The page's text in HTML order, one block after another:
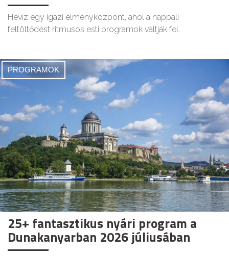
Hévíz egy igazi élményközpont, ahol a nappali
feltöltődést ritmusos esti programok váltják fel.
PROGRAMOK
25+ fantasztikus nyári program a
Dunakanyarban 2026 júliusában